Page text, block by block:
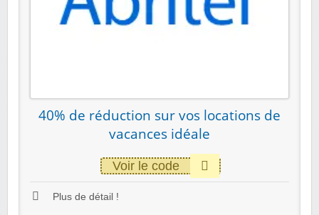
40% de réduction sur vos locations de
vacances idéale
Voir le code
Plus de détail !